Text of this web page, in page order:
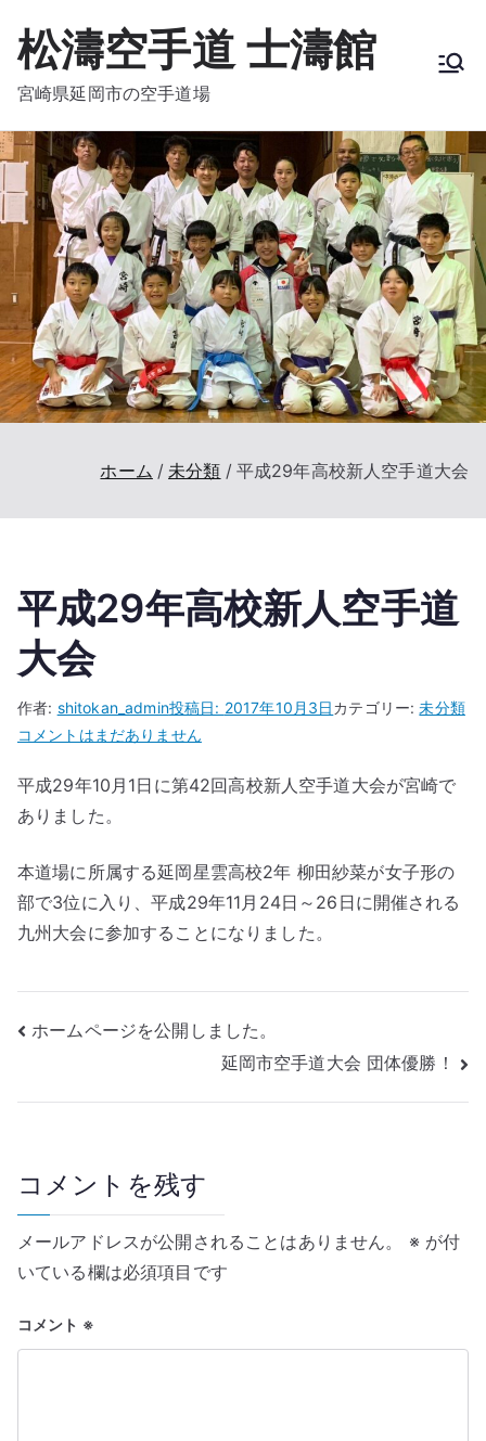
キ
ッ
プ
松濤空手道 士濤館
宮崎県延岡市の空手道場
ホーム 未分類 平成29年高校新人空手道大会
平成29年高校新人空手道
大会
作者: shitokan_admin投稿日: 2017年10月3日カテゴリー:未分類
平
29
年
校
新
人
大
コメントはまだありません
平成29年10月1日に第42回高校新人空手道大会が宮崎で
ありました。
本道場に所属する延岡星雲高校2年 柳田紗菜が女子形の
部で3位に入り、平成29年11月24日～26日に開催される
九州大会に参加することになりました。
投
ビ
ゲ
ー
シ
ョ
ホームページを公開しました。
延岡市空手道大会 団体優勝！
コメントを残す
メールアドレスが公開されることはありません。 ※が付
いている欄は必須項目です
コメント ※